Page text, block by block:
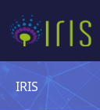
IRIS